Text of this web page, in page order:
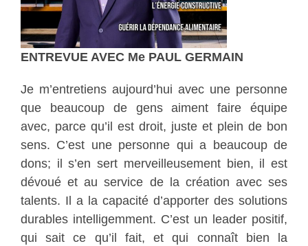
ENTREVUE AVEC Me PAUL GERMAIN
Je m’entretiens aujourd’hui avec une personne
que beaucoup de gens aiment faire équipe
avec, parce qu’il est droit, juste et plein de bon
sens. C’est une personne qui a beaucoup de
dons; il s’en sert merveilleusement bien, il est
dévoué et au service de la création avec ses
talents. Il a la capacité d’apporter des solutions
durables intelligemment. C’est un leader positif,
qui sait ce qu’il fait, et qui connaît bien la